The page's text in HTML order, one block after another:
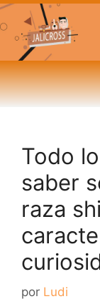
Todo
saber
raza
por Ludi